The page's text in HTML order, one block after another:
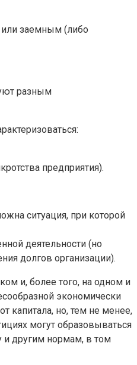
или заемным (либо
разным
предприятия).
ситуация, при которой
деятельности (но
долгов организации).
и, более того, на одном и
экономически
капитала, но, тем не менее,
могут образовываться
и другим нормам, в том